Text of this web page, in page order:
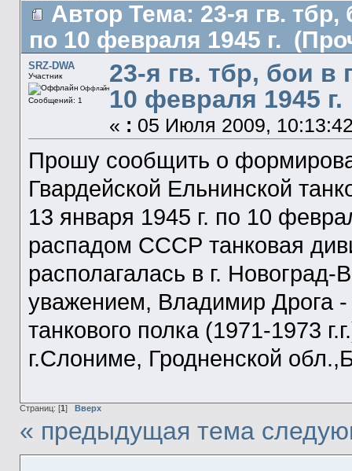
Автор Тема: 23-я гв. тбр,
по 10 февраля 1945 г.
SRZ-DWA
Участник
Оффлайн
Сообщений: 1
23-я гв. тбр, бои в
10 февраля 1945 г.
« : 05 Июля 2009,
Прошу сообщить о
Гвардейской Ельнинской
13 января 1945 г. по 10
распадом СССР танковая
располагалась в г.
уважением, Владимир Дрога
танкового полка (1971-1973
г.Слониме, Гродненской
Страниц: [1] Вверх
« предыдущая тема